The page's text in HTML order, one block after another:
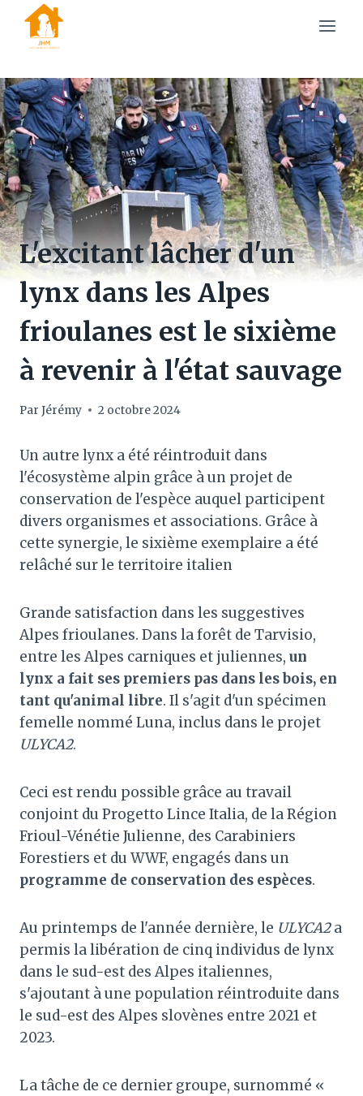
content
L'excitant lâcher d'un
lynx dans les Alpes
frioulanes est le sixième
à revenir à l'état sauvage
Par Jérémy 2 octobre 2024
Un autre lynx a été réintroduit dans
l'écosystème alpin grâce à un projet de
conservation de l'espèce auquel participent
divers organismes et associations. Grâce à
cette synergie, le sixième exemplaire a été
relâché sur le territoire italien
Grande satisfaction dans les suggestives
Alpes frioulanes. Dans la forêt de Tarvisio,
entre les Alpes carniques et juliennes, un
lynx a fait ses premiers pas dans les bois, en
tant qu'animal libre. Il s'agit d'un spécimen
femelle nommé Luna, inclus dans le projet
ULYCA2.
Ceci est rendu possible grâce au travail
conjoint du Progetto Lince Italia, de la Région
Frioul-Vénétie Julienne, des Carabiniers
Forestiers et du WWF, engagés dans un
programme de conservation des espèces.
Au printemps de l'année dernière, le ULYCA2a
permis la libération de cinq individus de lynx
dans le sud-est des Alpes italiennes,
s'ajoutant à une population réintroduite dans
le sud-est des Alpes slovènes entre 2021 et
2023.
La tâche de ce dernier groupe, surnommé «